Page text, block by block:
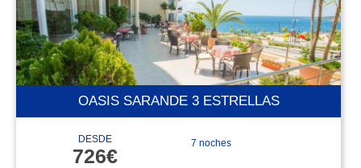
OASIS SARANDE 3 ESTRELLAS
DESDE
726€
7 noches